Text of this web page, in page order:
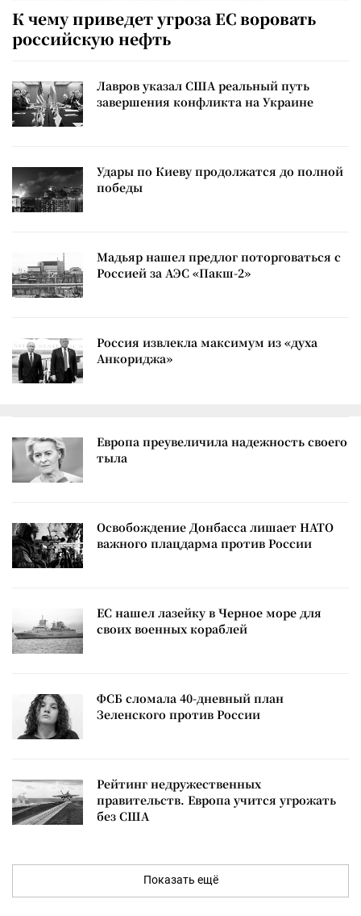
К чему приведет угроза ЕС воровать
российскую нефть
Лавров указал США реальный путь
завершения конфликта на Украине
Удары по Киеву продолжатся до полной
победы
Мадьяр нашел предлог поторговаться с
Россией за АЭС «Пакш-2»
Россия извлекла максимум из «духа
Анкориджа»
Европа преувеличила надежность своего
тыла
Освобождение Донбасса лишает НАТО
важного плацдарма против России
ЕС нашел лазейку в Черное море для
своих военных кораблей
ФСБ сломала 40-дневный план
Зеленского против России
Рейтинг недружественных
правительств. Европа учится угрожать
без США
Показать ещё